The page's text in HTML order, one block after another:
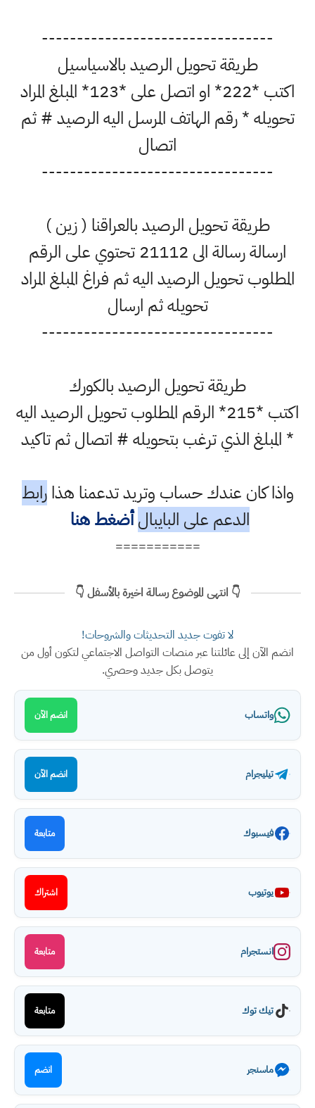
---------------------------------
طريقة تحويل الرصيد بالاسياسيل
اكتب *222* او اتصل على *123* المبلغ المراد
تحويله * رقم الهاتف المرسل اليه الرصيد # ثم
اتصال
---------------------------------
طريقة تحويل الرصيد بالعراقنا ( زين )
ارسالة رسالة الى 21112 تحتوي على الرقم
المطلوب تحويل الرصيد اليه ثم فراغ المبلغ المراد
تحويله ثم ارسال
---------------------------------
طريقة تحويل الرصيد بالكورك
اكتب *215* الرقم المطلوب تحويل الرصيد اليه
* المبلغ الذي ترغب بتحويله # اتصال ثم تاكيد
واذا كان عندك حساب وتريد تدعمنا هذارابط
الدعم على البايبال أضغط هنا
===========
👇 انتهى الموضوع رسالة اخيرة بالأسفل 👇
لا تفوت جديد التحديثات والشروحات!
انضم الآن إلى عائلتنا عبر منصات التواصل الاجتماعي لتكون أول من
يتوصل بكل جديد وحصري.
واتساب انضم الآن
تيليجرام انضم الآن
فيسبوك متابعة
يوتيوب اشتراك
انستجرام متابعة
تيك توك متابعة
ماسنجر انضم